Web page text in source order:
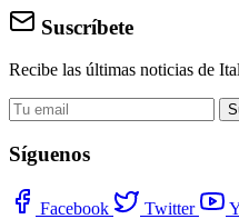
Suscríbete
Recibe las últimas noticias de
Síguenos
Facebook Twitter